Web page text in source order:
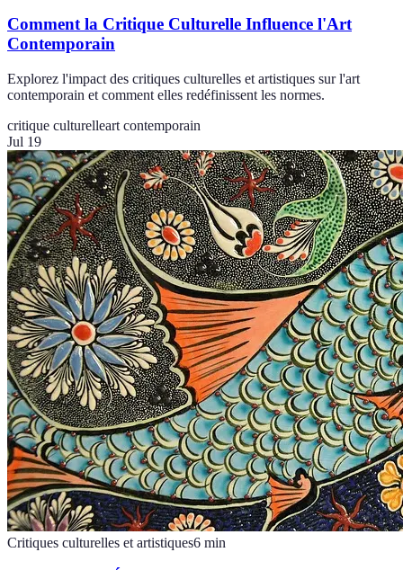
Comment la Critique Culturelle Influence l'Art
Contemporain
Explorez l'impact des critiques culturelles et artistiques sur l'art
contemporain et comment elles redéfinissent les normes.
critique culturelleart contemporain
Jul 19
Critiques culturelles et artistiques6 min